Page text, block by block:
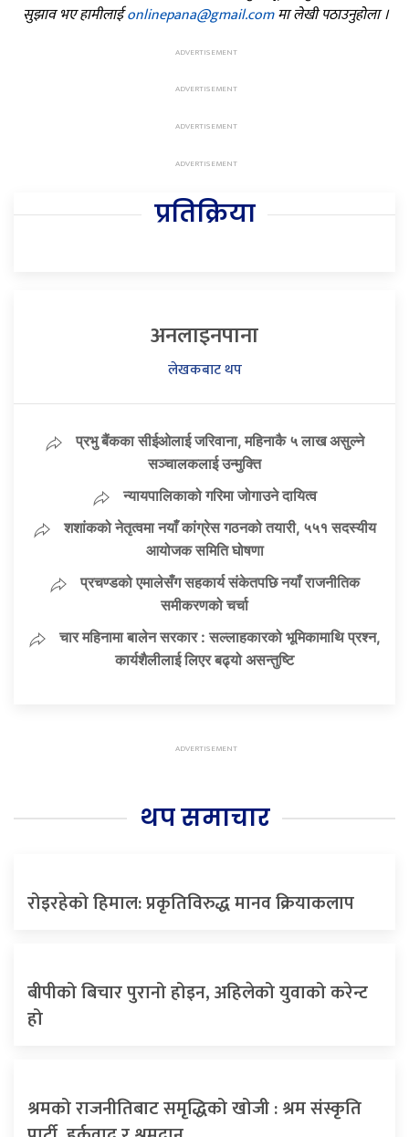
सुझाव भए हामीलाईonlinepana@gmail.comमा लेखी पठाउनुहोला ।
प्रतिक्रिया
अनलाइनपाना
लेखकबाट थप
प्रभु बैंकका सीईओलाई जरिवाना, महिनाकै ५ लाख असुल्ने
सञ्चालकलाई उन्मुक्ति
न्यायपालिकाको गरिमा जोगाउने दायित्व
शशांकको नेतृत्वमा नयाँ कांग्रेस गठनको तयारी, ५५१ सदस्यीय
आयोजक समिति घोषणा
प्रचण्डको एमालेसँग सहकार्य संकेतपछि नयाँ राजनीतिक
समीकरणको चर्चा
चार महिनामा बालेन सरकार : सल्लाहकारको भूमिकामाथि प्रश्न,
कार्यशैलीलाई लिएर बढ्यो असन्तुष्टि
थप समाचार
रोइरहेको हिमाल: प्रकृतिविरुद्ध मानव क्रियाकलाप
बीपीको बिचार पुरानो होइन, अहिलेको युवाको करेन्ट
हो
श्रमको राजनीतिबाट समृद्धिको खोजी : श्रम संस्कृति